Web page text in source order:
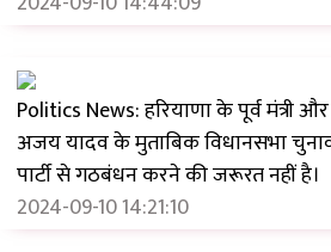
Politics News: हरियाणा के पूर्व मंत्री और
अजय यादव के मुताबिक विधानसभा
पार्टी से गठबंधन करने की जरूरत नहीं है।
2024-09-10 14:21:10